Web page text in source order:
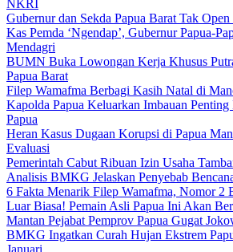
NKRI
Gubernur dan Sekda Papua Barat Tak
Kas Pemda ‘Ngendap’, Gubernur Papua-
Mendagri
BUMN Buka Lowongan Kerja Khusus
Papua Barat
Filep Wamafma Berbagi Kasih Natal di
Kapolda Papua Keluarkan Imbauan Penting
Papua
Heran Kasus Dugaan Korupsi di Papua
Evaluasi
Pemerintah Cabut Ribuan Izin Usaha
Analisis BMKG Jelaskan Penyebab
6 Fakta Menarik Filep Wamafma, Nomor 2
Luar Biasa! Pemain Asli Papua Ini Akan
Mantan Pejabat Pemprov Papua Gugat
BMKG Ingatkan Curah Hujan Ekstrem
Januari